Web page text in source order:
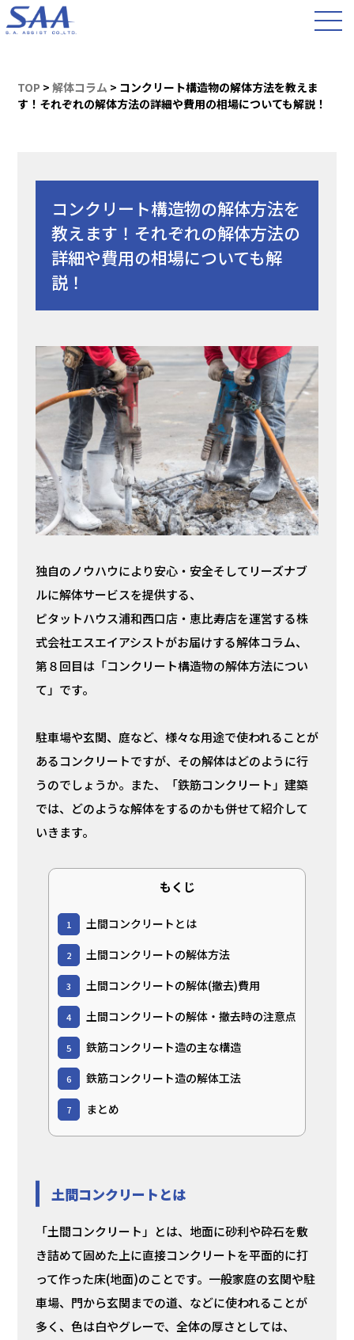
TOP >解体コラム > コンクリート構造物の解体方法を教えま
す！それぞれの解体方法の詳細や費用の相場についても解説！
コンクリート構造物の解体方法を
教えます！それぞれの解体方法の
詳細や費用の相場についても解
説！
独自のノウハウにより安心・安全そしてリーズナブ
ルに解体サービスを提供する、
ピタットハウス浦和西口店・恵比寿店を運営する株
式会社エスエイアシストがお届けする解体コラム、
第８回目は「コンクリート構造物の解体方法につい
て」です。
駐車場や玄関、庭など、様々な用途で使われることが
あるコンクリートですが、その解体はどのように行
うのでしょうか。また、「鉄筋コンクリート」建築
では、どのような解体をするのかも併せて紹介して
いきます。
もくじ
1 土間コンクリートとは
2 土間コンクリートの解体方法
3 土間コンクリートの解体(撤去)費用
4 土間コンクリートの解体・撤去時の注意点
5 鉄筋コンクリート造の主な構造
6 鉄筋コンクリート造の解体工法
7 まとめ
土間コンクリートとは
「土間コンクリート」とは、地面に砂利や砕石を敷
き詰めて固めた上に直接コンクリートを平面的に打
って作った床(地面)のことです。一般家庭の玄関や駐
車場、門から玄関までの道、などに使われることが
多く、色は白やグレーで、全体の厚さとしては、